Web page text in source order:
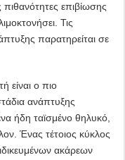
πιθανότητες επιβίωσης
Τις
παρατηρείται σε
είναι ο πιο
ανάπτυξης
ήδη ταϊσμένο θηλυκό,
Ένας τέτοιος κύκλος
ακάρεων